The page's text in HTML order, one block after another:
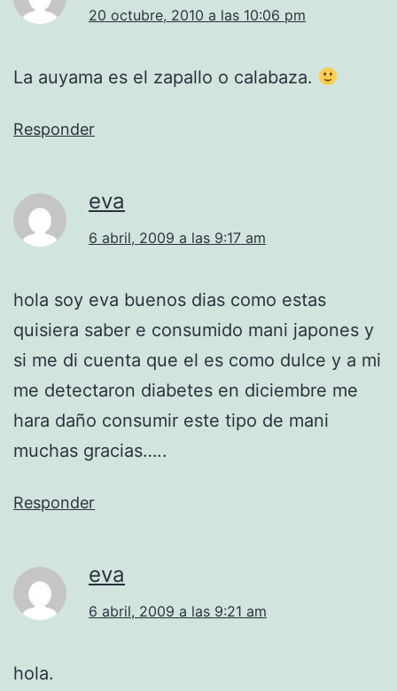
20 octubre, 2010 a las 10:06 pm
La auyama es el zapallo o calabaza.
Responder
eva
6 abril, 2009 a las 9:17 am
hola soy eva buenos dias como estas
quisiera saber e consumido mani japones y
si me di cuenta que el es como dulce y a mi
me detectaron diabetes en diciembre me
hara daño consumir este tipo de mani
muchas gracias…..
Responder
eva
6 abril, 2009 a las 9:21 am
hola.